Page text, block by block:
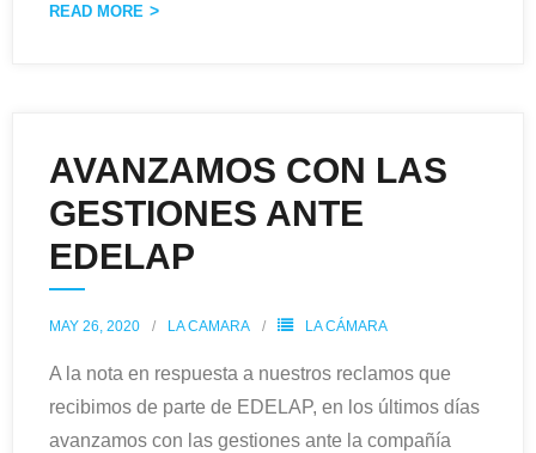
READ MORE
AVANZAMOS CON LAS
GESTIONES ANTE
EDELAP
MAY 26, 2020 LA CAMARA LA CÁMARA
A la nota en respuesta a nuestros reclamos que
recibimos de parte de EDELAP, en los últimos días
avanzamos con las gestiones ante la compañía